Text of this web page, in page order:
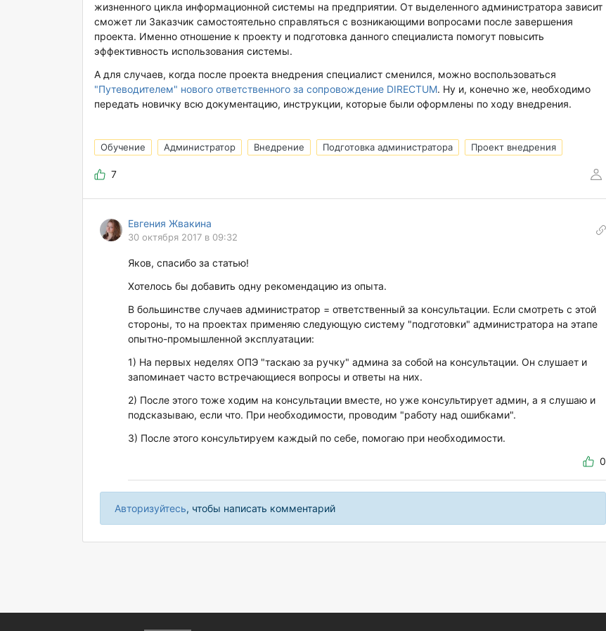
жизненного цикла информационной системы на предприятии. От выделенного администратора зависит
сможет ли Заказчик самостоятельно справляться с возникающими вопросами после завершения
проекта. Именно отношение к проекту и подготовка данного специалиста помогут повысить
эффективность использования системы.
А для случаев, когда после проекта внедрения специалист сменился, можно воспользоваться
"Путеводителем" нового ответственного за сопровождение DIRECTUM. Ну и, конечно же, необходимо
передать новичку всю документацию, инструкции, которые были оформлены по ходу внедрения.
Обучение Администратор Внедрение Подготовка администратора Проект внедрения
7
Евгения Жвакина
30 октября 2017 в 09:32
Яков, спасибо за статью!
Хотелось бы добавить одну рекомендацию из опыта.
В большинстве случаев администратор = ответственный за консультации. Если смотреть с этой
стороны, то на проектах применяю следующую систему "подготовки" администратора на этапе
опытно-промышленной эксплуатации:
1) На первых неделях ОПЭ "таскаю за ручку" админа за собой на консультации. Он слушает и
запоминает часто встречающиеся вопросы и ответы на них.
2) После этого тоже ходим на консультации вместе, но уже консультирует админ, а я слушаю и
подсказываю, если что. При необходимости, проводим "работу над ошибками".
3) После этого консультируем каждый по себе, помогаю при необходимости.
0
Авторизуйтесь, чтобы написать комментарий